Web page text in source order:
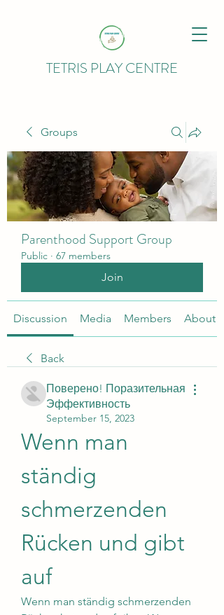
TETRIS PLAY CENTRE
Groups
Parenthood Support Group
Public · 67 members
Join
Discussion Media Members About
Back
Поверено! Поразительная
Эффективность
September 15, 2023
Wenn man
ständig
schmerzenden
Rücken und gibt
auf
Wenn man ständig schmerzenden